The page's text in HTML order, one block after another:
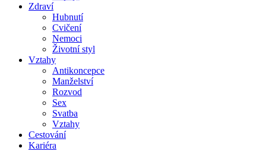
Zdraví
Hubnutí
Cvičení
Nemoci
Životní styl
Vztahy
Antikoncepce
Manželství
Rozvod
Sex
Svatba
Vztahy
Cestování
Kariéra